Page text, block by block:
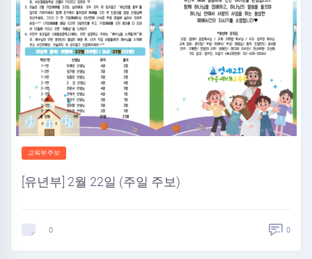
교육부주보
[유년부] 2월 22일 (주일 주보)
0 0